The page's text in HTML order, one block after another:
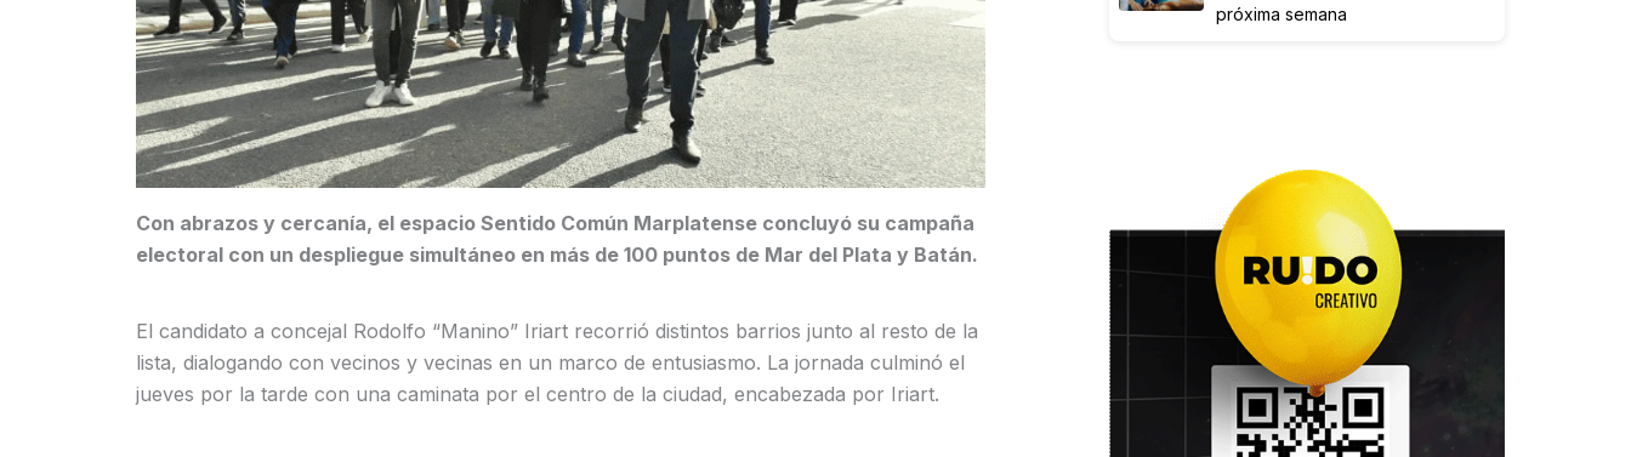
Con abrazos y cercanía, el espacio Sentido Común Marplatense concluyó su campaña
electoral con un despliegue simultáneo en más de 100 puntos de Mar del Plata y Batán.
El candidato a concejal Rodolfo “Manino” Iriart recorrió distintos barrios junto al resto de la
lista, dialogando con vecinos y vecinas en un marco de entusiasmo. La jornada culminó el
jueves por la tarde con una caminata por el centro de la ciudad, encabezada por Iriart.
próxima semana